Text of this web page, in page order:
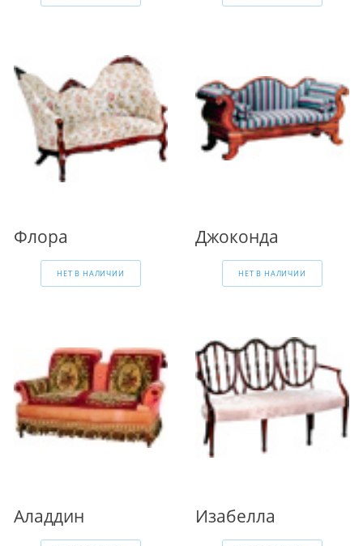
Флора
НЕТ В НАЛИЧИИ
Джоконда
НЕТ В НАЛИЧИИ
Аладдин Изабелла